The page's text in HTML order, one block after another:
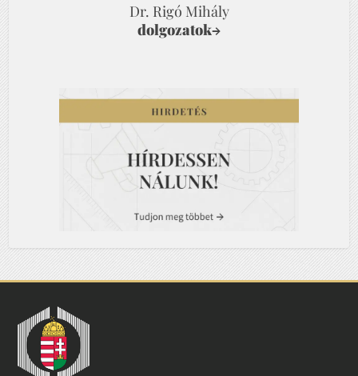
Dr. Rigó Mihály
dolgozatok→